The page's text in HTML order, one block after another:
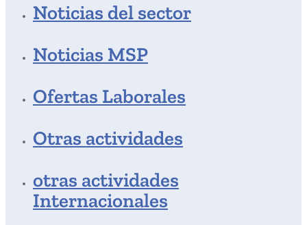
Noticias del sector
Noticias MSP
Ofertas Laborales
Otras actividades
otras actividades
Internacionales